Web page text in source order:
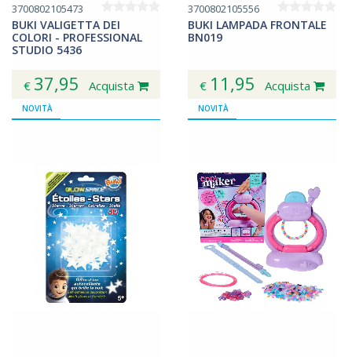
3700802105473
BUKI VALIGETTA DEI
COLORI - PROFESSIONAL
STUDIO 5436
€ 37,95 Acquista
3700802105556
BUKI LAMPADA FRONTALE
BN019
€ 11,95 Acquista
NOVITÀ NOVITÀ